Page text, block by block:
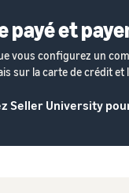
payé et
vous configurez un
sur la carte de crédit et
Seller University